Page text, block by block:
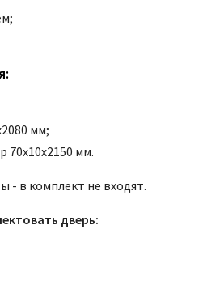
мм;
70x10x2150 мм.
- в комплект не входят.
дверь: